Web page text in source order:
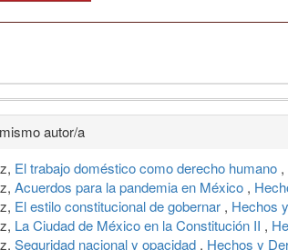
autor/a
El trabajo doméstico como derecho humano ,
Acuerdos para la pandemia en México ,
El estilo constitucional de gobernar , Hechos
La Ciudad de México en la Constitución II ,
Seguridad nacional y opacidad , Hechos y